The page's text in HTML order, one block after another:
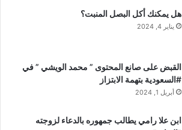
هل يمكنك أكل البصل المنبت؟
يناير 4, 2024
القبض على صانع المحتوى ” محمد الويشي ” في
#السعودية بتهمة الابتزاز
أبريل 1, 2024
ابن علا رامي يطالب جمهوره بالدعاء لزوجته